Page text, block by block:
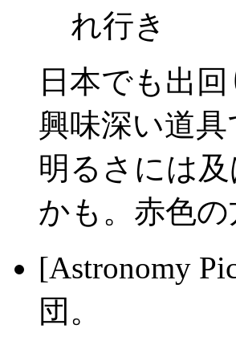
れ行き
日本でも出
興味深い道
明るさには
かも。赤色
[Astronomy
団。